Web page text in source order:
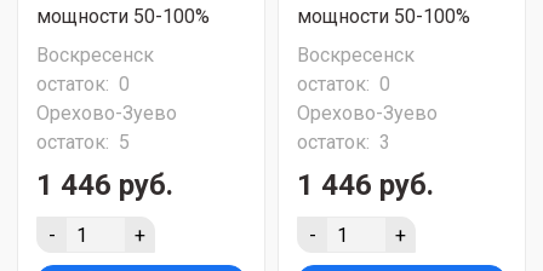
мощности 50-100%
Воскресенск
остаток: 0
Орехово-Зуево
остаток: 5
1 446 руб.
- +
мощности 50-100%
Воскресенск
остаток: 0
Орехово-Зуево
остаток: 3
1 446 руб.
- +